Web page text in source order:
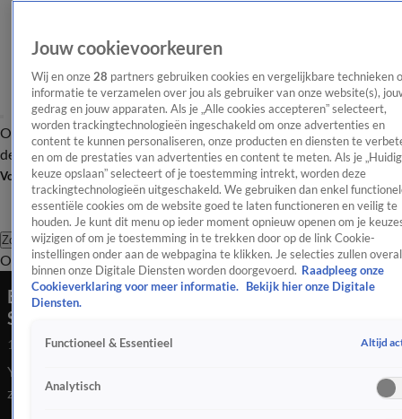
OverzichtAfleveringen Entertainment TV Algemeen
Tip
de redactieNieuwsbrief
Volg Shownieuws
Zoeken
OverzichtEntertainmentSpraakmakendRealityCrimeVideo's
Bijzondere beelden van Yolanthe en Wesley
Sneijder
10 juni 2025, 08:32
Yolanthe zet op Instagram haar jarige ex Wesley Sneijder in het
zonnetje.
Jouw cookievoorkeuren
Wij en onze 28 partners gebruiken cookies en vergelijkbare technieken
informatie te verzamelen over jou als gebruiker van onze website(s),
gedrag en jouw apparaten. Als je „Alle cookies accepteren” selecteert,
worden trackingtechnologieën ingeschakeld om onze advertenties en
content te kunnen personaliseren, onze producten en diensten te
en om de prestaties van advertenties en content te meten. Als je
keuze opslaan” selecteert of je toestemming intrekt, worden deze
trackingtechnologieën uitgeschakeld. We gebruiken dan enkel
essentiële cookies om de website goed te laten functioneren en veilig te
houden. Je kunt dit menu op ieder moment opnieuw openen om je
wijzigen of om je toestemming in te trekken door op de link Cookie-
instellingen onder aan de webpagina te klikken. Je selecties zullen overal
binnen onze Digitale Diensten worden doorgevoerd. Raadpleeg onze
Cookieverklaring voor meer informatie.
Bekijk hier onze Digitale
Diensten.
Functioneel & Essentieel Altijd
Analytisch